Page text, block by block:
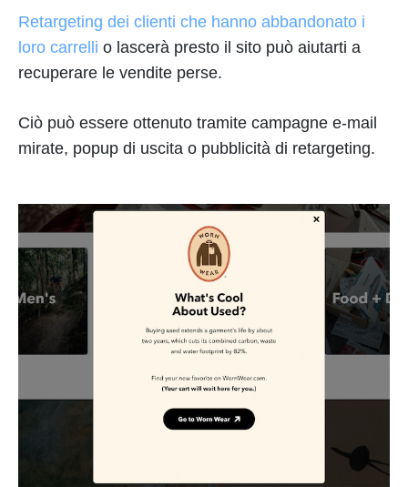
Retargeting dei clienti che hanno abbandonato i
loro carrelli o lascerà presto il sito può aiutarti a
recuperare le vendite perse.
Ciò può essere ottenuto tramite campagne e-mail
mirate, popup di uscita o pubblicità di retargeting.